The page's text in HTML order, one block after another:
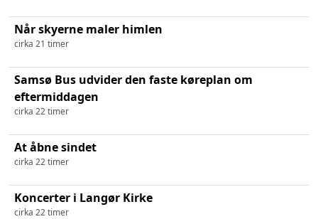
Når skyerne maler himlen
cirka 21 timer
Samsø Bus udvider den faste køreplan om
eftermiddagen
cirka 22 timer
At åbne sindet
cirka 22 timer
Koncerter i Langør Kirke
cirka 22 timer